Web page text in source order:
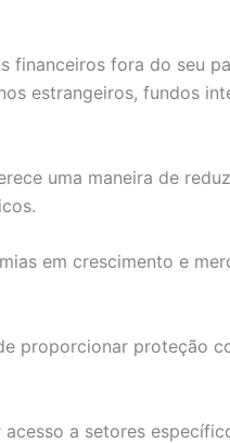
financeiros fora do seu
estrangeiros, fundos
uma maneira de
em crescimento e
proporcionar proteção
a setores